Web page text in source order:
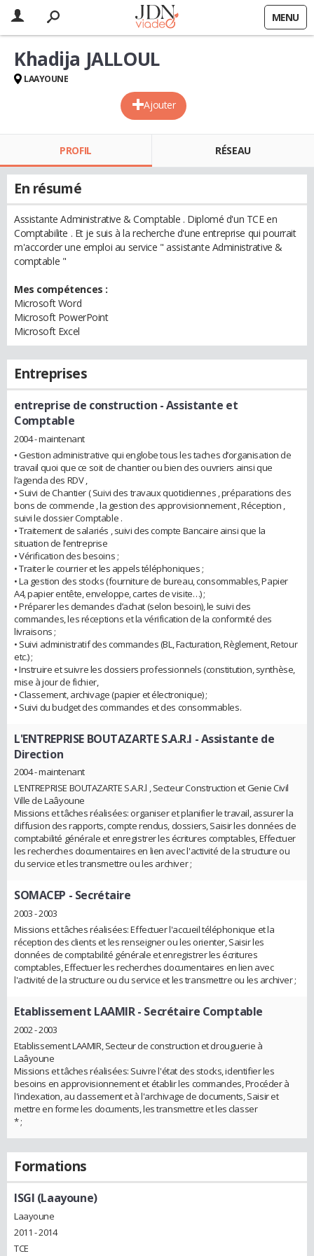
MENU
Ajouter
Khadija JALLOUL
LAAYOUNE
PROFIL RÉSEAU
En résumé
Assistante Administrative & Comptable . Diplomé d'un TCE en
Comptabilite . Et je suis à la recherche d'une entreprise qui pourrait
m'accorder une emploi au service " assistante Administrative &
comptable "
Mes compétences :
Microsoft Word
Microsoft PowerPoint
Microsoft Excel
Entreprises
entreprise de construction - Assistante et
Comptable
2004 - maintenant
• Gestion administrative qui englobe tous les taches d’organisation de
travail quoi que ce soit de chantier ou bien des ouvriers ainsi que
l’agenda des RDV ,
• Suivi de Chantier ( Suivi des travaux quotidiennes , préparations des
bons de commende , la gestion des approvisionnement , Réception ,
suivi le dossier Comptable .
• Traitement de salariés , suivi des compte Bancaire ainsi que la
situation de l’entreprise
• Vérification des besoins ;
• Traiter le courrier et les appels téléphoniques ;
• La gestion des stocks (fourniture de bureau, consommables, Papier
A4, papier entête, enveloppe, cartes de visite…) ;
• Préparer les demandes d’achat (selon besoin), le suivi des
commandes, les réceptions et la vérification de la conformité des
livraisons ;
• Suivi administratif des commandes (BL, Facturation, Règlement, Retour
etc.) ;
• Instruire et suivre les dossiers professionnels (constitution, synthèse,
mise à jour de fichier,
• Classement, archivage (papier et électronique) ;
• Suivi du budget des commandes et des consommables.
L'ENTREPRISE BOUTAZARTE S.A.R.l - Assistante de
Direction
2004 - maintenant
L'ENTREPRISE BOUTAZARTE S.A.R.l , Secteur Construction et Genie Civil
Ville de Laâyoune
Missions et tâches réalisées: organiser et planifier le travail, assurer la
diffusion des rapports, compte rendus, dossiers, Saisir les données de
comptabilité générale et enregistrer les écritures comptables, Effectuer
les recherches documentaires en lien avec l'activité de la structure ou
du service et les transmettre ou les archiver ;
SOMACEP - Secrétaire
2003 - 2003
Missions et tâches réalisées: Effectuer l'accueil téléphonique et la
réception des clients et les renseigner ou les orienter, Saisir les
données de comptabilité générale et enregistrer les écritures
comptables, Effectuer les recherches documentaires en lien avec
l'activité de la structure ou du service et les transmettre ou les archiver ;
Etablissement LAAMIR- Secrétaire Comptable
2002 - 2003
Etablissement LAAMIR, Secteur de construction et drouguerie à
Laâyoune
Missions et tâches réalisées: Suivre l'état des stocks, identifier les
besoins en approvisionnement et établir les commandes, Procéder à
l'indexation, au classement et à l'archivage de documents, Saisir et
mettre en forme les documents, les transmettre et les classer
* ;
Formations
ISGI (Laayoune)
Laayoune
2011 - 2014
TCE